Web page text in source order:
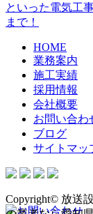
といった電気工
まで！
HOME
業務案内
施工実績
採用情報
会社概要
お問い合わ
ブログ
サイトマッ
Copyright© 放送